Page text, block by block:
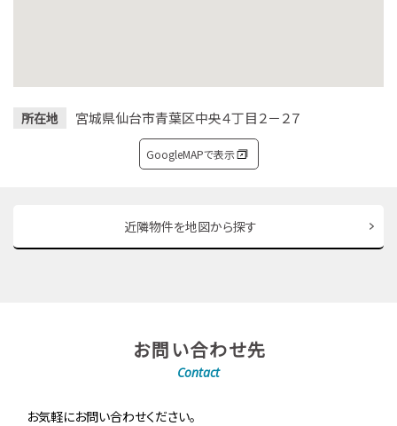
所在地 宮城県仙台市青葉区中央４丁目２－２７
GoogleMAPで表示
近隣物件を地図から探す
お問い合わせ先
Contact
お気軽にお問い合わせください。